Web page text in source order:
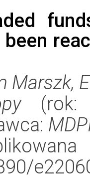
Marszk,
(rok: